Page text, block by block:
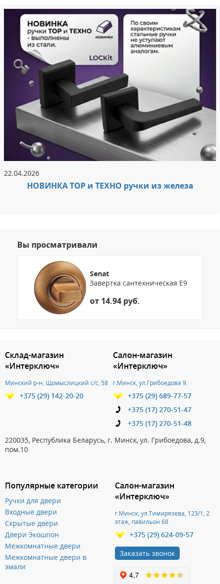
22.04.2026
НОВИНКА ТОР и ТЕХНО ручки из железа
Вы просматривали
Senat
Завертка сантехническая E9
от 14.94 руб.
Популярные категории
Ручки для двери
Входные двери
Скрытые двери
Двери Экошпон
Межкомнатные двери
Межкомнатные двери в
эмали
Склад-магазин
«Интерключ»
Минский р-н, Щомыслицкий с/с, 58
+375 (29) 142-20-20
Салон-магазин
«Интерключ»
г.Минск, ул.Грибоедова 9.
+375 (29) 689-77-57
+375 (17) 270-51-47
+375 (17) 270-51-48
220035, Республика Беларусь, г. Минск, ул. Грибоедова, д.9,
пом.10
Салон-магазин
«Интерключ»
г.Минск, ул.Тимирязева, 123/1, 2
этаж, павильон 68
+375 (29) 624-09-57
Заказать звонок